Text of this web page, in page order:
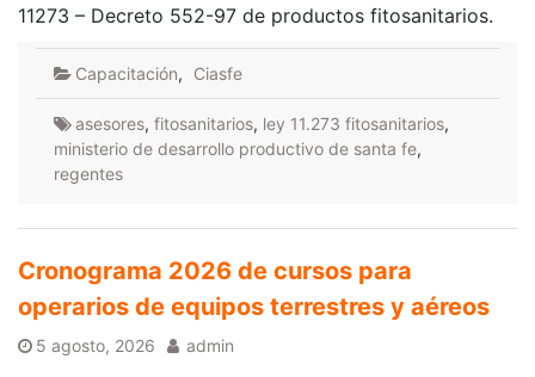
11273 – Decreto 552-97 de productos fitosanitarios.
Capacitación, Ciasfe
asesores, fitosanitarios, ley 11.273 fitosanitarios,
ministerio de desarrollo productivo de santa fe,
regentes
Cronograma 2026 de cursos para
operarios de equipos terrestres y aéreos
5 agosto, 2026 admin